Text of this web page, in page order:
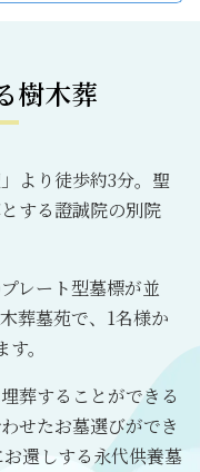
樹木葬
より徒歩約3分。聖
する證誠院の別院
レート型墓標が並
葬墓苑で、1名様か
。
葬することができる
せたお墓選びができ
還しする永代供養墓